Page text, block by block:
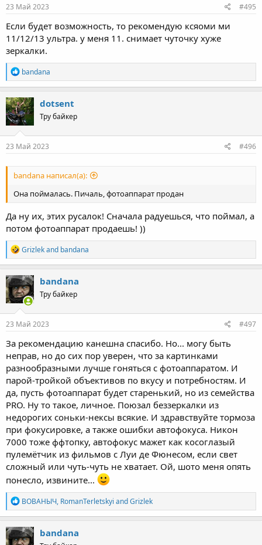
s
23 Май 2023 #495
Если будет возможность, то рекомендую ксяоми ми
11/12/13 ультра. у меня 11. снимает чуточку хуже
зеркалки.
R
e
a
c
t
i
o
n
s
bandana
dotsent
Тру байкер
23 Май 2023 #496
bandana написал(а):
Она поймалась. Пичаль, фотоаппарат продан
Да ну их, этих русалок! Сначала радуешься, что поймал, а
потом фотоаппарат продаешь! ))
R
e
a
c
t
i
o
n
s
Grizlekand bandana
bandana
Тру байкер
23 Май 2023 #497
За рекомендацию канешна спасибо. Но... могу быть
неправ, но до сих пор уверен, что за картинками
разнообразными лучше гоняться с фотоаппаратом. И
парой-тройкой объективов по вкусу и потребностям. И
да, пусть фотоаппарат будет старенький, но из семейства
PRO. Ну то такое, личное. Поюзал беззеркалки из
недорогих соньки-нексы всякие. И здравствуйте тормоза
при фокусировке, а также ошибки автофокуса. Никон
7000 тоже ффтопку, автофокус мажет как косоглазый
пулемётчик из фильмов с Луи де Фюнесом, если свет
сложный или чуть-чуть не хватает. Ой, шото меня опять
понесло, извините...
R
e
a
c
t
ВОВАНЫЧ, RomanTerletskyi andGrizlek
bandana